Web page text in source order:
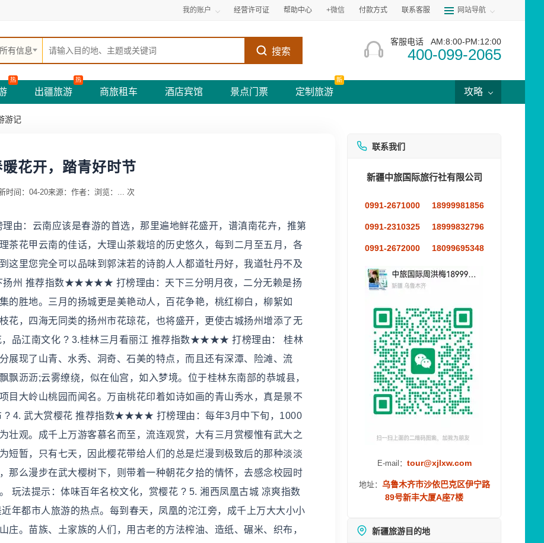
我的账户 经营许可证 帮助中心 +微信 付款方式 联系客服 网站导航
所有信息 搜索
客服电话 AM:8:00-PM:12:00
400-099-2065
热
出疆旅游
热
商旅租车 酒店宾馆 景点门票 定制旅游
新
攻略
游记
花开，踏青好时节
时间：04-20来源： 作者： 浏览： ... 次
：云南应该是春游的首选，那里遍地鲜花盛开，谱滇南花卉，推第
茶花甲云南的佳话，大理山茶栽培的历史悠久，每到二月至五月，各
这里您完全可以品味到郭沫若的诗韵人人都道牡丹好，我道牡丹不及
扬州 推荐指数★★★★★ 打榜理由：天下三分明月夜，二分无赖是扬
的胜地。三月的扬城更是美艳动人，百花争艳，桃红柳白，柳絮如
花，四海无同类的扬州市花琼花，也将盛开，更使古城扬州增添了无
，品江南文化 ? 3.桂林三月看丽江 推荐指数★★★★ 打榜理由： 桂林
展现了山青、水秀、洞奇、石美的特点，而且还有深潭、险滩、流
飘沥沥;云雾缭绕，似在仙宫，如入梦境。位于桂林东南部的恭城县，
目大岭山桃园而闻名。万亩桃花印着如诗如画的青山秀水，真是景不
? 4. 武大赏樱花 推荐指数★★★★ 打榜理由：每年3月中下旬，1000
壮观。成千上万游客慕名而至，流连观赏，大有三月赏樱惟有武大之
短暂，只有七天，因此樱花带给人们的总是烂漫到极致后的那种淡淡
那么漫步在武大樱树下，则带着一种朝花夕拾的情怀，去感念校园时
玩法提示：体味百年名校文化，赏樱花 ? 5. 湘西凤凰古城 凉爽指数
都市人旅游的热点。每到春天，凤凰的沱江旁，成千上万大大小小
庄。苗族、土家族的人们，用古老的方法榨油、造纸、碾米、织布，
联系我们
新疆中旅国际旅行社有限公司
0991-2671000 18999981856
0991-2310325 18999832796
0991-2672000 18099695348
E-mail： tour@xjlxw.com
地址： 乌鲁木齐市沙依巴克区伊宁路
89号新丰大厦A座7楼
新疆旅游目的地